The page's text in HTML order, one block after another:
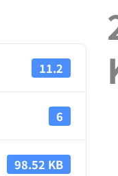
11.2
6
98.52 KB